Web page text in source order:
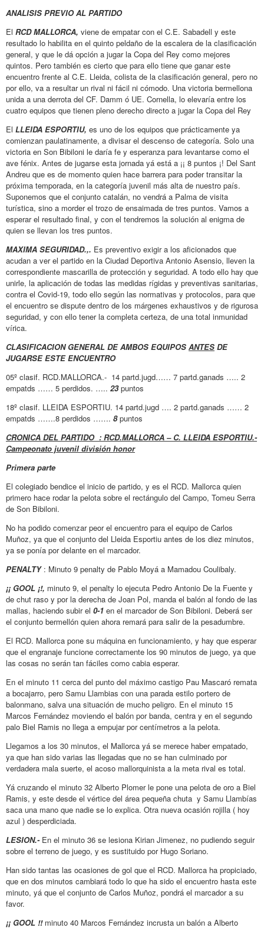
ANALISIS PREVIO AL PARTIDO
El RCD MALLORCA, viene de empatar con el C.E. Sabadell y este
resultado lo habilita en el quinto peldaño de la escalera de la clasificación
general, y que le dá opción a jugar la Copa del Rey como mejores
quintos. Pero también es cierto que para ello tiene que ganar este
encuentro frente al C.E. Lleida, colista de la clasificación general, pero no
por ello, va a resultar un rival ni fácil ni cómodo. Una victoria bermellona
unida a una derrota del CF. Damm ó UE. Cornella, lo elevaría entre los
cuatro equipos que tienen pleno derecho directo a jugar la Copa del Rey
El LLEIDA ESPORTIU, es uno de los equipos que prácticamente ya
comienzan paulatinamente, a divisar el descenso de categoría. Solo una
victoria en Son Bibiloni le daría fe y esperanza para levantarse como el
ave fénix. Antes de jugarse esta jornada yá está a ¡¡ 8 puntos ¡! Del Sant
Andreu que es de momento quien hace barrera para poder transitar la
próxima temporada, en la categoría juvenil más alta de nuestro país.
Suponemos que el conjunto catalán, no vendrá a Palma de visita
turística, sino a morder el trozo de ensaimada de tres puntos. Vamos a
esperar el resultado final, y con el tendremos la solución al enigma de
quien se llevan los tres puntos.
MAXIMA SEGURIDAD.,. Es preventivo exigir a los aficionados que
acudan a ver el partido en la Ciudad Deportiva Antonio Asensio, lleven la
correspondiente mascarilla de protección y seguridad. A todo ello hay que
unirle, la aplicación de todas las medidas rígidas y preventivas sanitarias,
contra el Covid-19, todo ello según las normativas y protocolos, para que
el encuentro se dispute dentro de los márgenes exhaustivos y de rigurosa
seguridad, y con ello tener la completa certeza, de una total inmunidad
vírica.
CLASIFICACION GENERAL DE AMBOS EQUIPOS ANTES DE
JUGARSE ESTE ENCUENTRO
05º clasif. RCD.MALLORCA.- 14 partd.jugd…… 7 partd.ganads ….. 2
empatds …… 5 perdidos. ….. 23puntos
18º clasif. LLEIDA ESPORTIU. 14 partd.jugd …. 2 partd.ganads …… 2
empatds …….8 perdidos ……. 8puntos
CRONICA DEL PARTIDO : RCD.MALLORCA – C. LLEIDA ESPORTIU.-
Campeonato juvenil división honor
Primera parte
El colegiado bendice el inicio de partido, y es el RCD. Mallorca quien
primero hace rodar la pelota sobre el rectángulo del Campo, Tomeu Serra
de Son Bibiloni.
No ha podido comenzar peor el encuentro para el equipo de Carlos
Muñoz, ya que el conjunto del Lleida Esportiu antes de los diez minutos,
ya se ponía por delante en el marcador.
PENALTY : Minuto 9 penalty de Pablo Moyá a Mamadou Coulibaly.
¡¡ GOOL ¡!, minuto 9, el penalty lo ejecuta Pedro Antonio De la Fuente y
de chut raso y por la derecha de Joan Pol, manda el balón al fondo de las
mallas, haciendo subir el 0-1 en el marcador de Son Bibiloni. Deberá ser
el conjunto bermellón quien ahora remará para salir de la pesadumbre.
El RCD. Mallorca pone su máquina en funcionamiento, y hay que esperar
que el engranaje funcione correctamente los 90 minutos de juego, ya que
las cosas no serán tan fáciles como cabia esperar.
En el minuto 11 cerca del punto del máximo castigo Pau Mascaró remata
a bocajarro, pero Samu Llambias con una parada estilo portero de
balonmano, salva una situación de mucho peligro. En el minuto 15
Marcos Fernández moviendo el balón por banda, centra y en el segundo
palo Biel Ramis no llega a empujar por centímetros a la pelota.
Llegamos a los 30 minutos, el Mallorca yá se merece haber empatado,
ya que han sido varias las llegadas que no se han culminado por
verdadera mala suerte, el acoso mallorquinista a la meta rival es total.
Yá cruzando el minuto 32 Alberto Plomer le pone una pelota de oro a Biel
Ramis, y este desde el vértice del área pequeña chuta y Samu Llambías
saca una mano que nadie se lo explica. Otra nueva ocasión rojilla ( hoy
azul ) desperdiciada.
LESION.-En el minuto 36 se lesiona Kirian Jimenez, no pudiendo seguir
sobre el terreno de juego, y es sustituido por Hugo Soriano.
Han sido tantas las ocasiones de gol que el RCD. Mallorca ha propiciado,
que en dos minutos cambiará todo lo que ha sido el encuentro hasta este
minuto, yá que el conjunto de Carlos Muñoz, pondrá el marcador a su
favor.
¡¡ GOOL !!minuto 40 Marcos Fernández incrusta un balón a Alberto